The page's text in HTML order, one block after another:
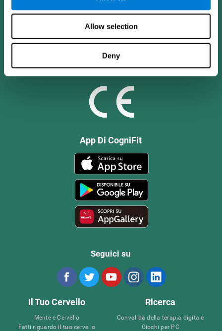
Allow selection
Deny
App Di CogniFit
Seguici su
Il Tuo Cervello
Mente e Cervello
Fatti riguardo il tuo cervello
Ricerca
Convalida della terapia digitale
Giochi per PC